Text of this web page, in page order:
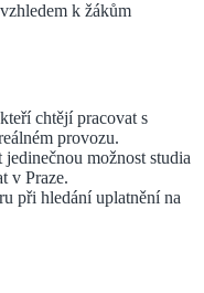
k žákům
chtějí pracovat s
provozu.
možnost studia
v Praze.
při hledání uplatnění na